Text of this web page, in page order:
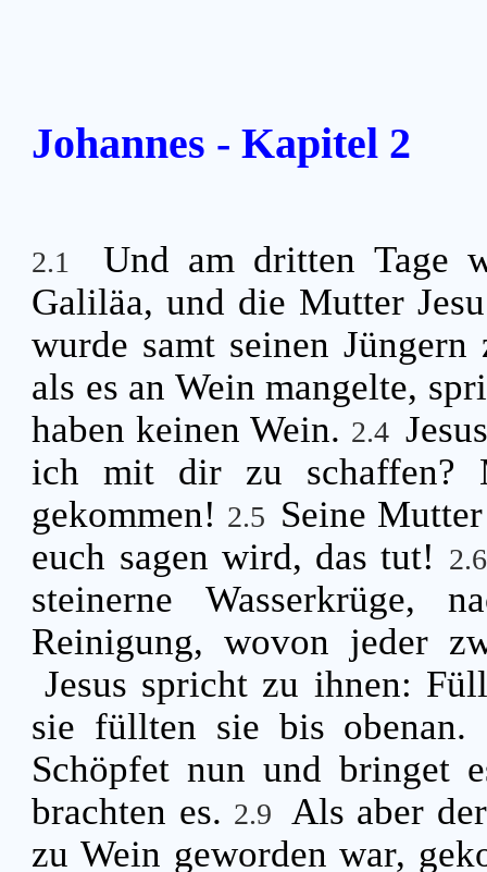
Johannes - Kapitel 2
2.1
Und am dritten Tage
Galiläa, und die Mutter
wurde samt seinen
als es an Wein mangelte,
haben keinen Wein. 2.4
ich mit dir zu schaffen?
gekommen! 2.5 Seine
euch sagen wird, das tut!
steinerne Wasserkrüge,
Reinigung, wovon jeder
Jesus spricht zu ihnen:
sie füllten sie bis obenan.
Schöpfet nun und bringet
brachten es. 2.9
Als aber
zu Wein geworden war,